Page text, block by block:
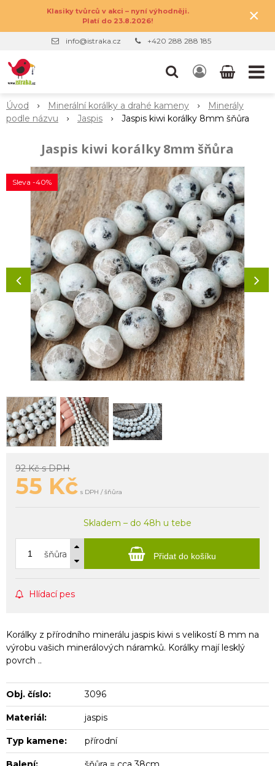
Klasiky tvůrců v akci – nyní výhodněji.
Platí do 23.8.2026!
×
info@istraka.cz +420 288 288 185
Úvod Minerální korálky a drahé kameny
Minerály
podle názvu
Jaspis Jaspis kiwi korálky 8mm šňůra
Jaspis kiwi korálky 8mm šňůra
Sleva -40%
92 Kčs DPH
55 Kč s DPH / šňůra
Skladem – do 48h u tebe
šňůra Přidat do košíku
Hlídací pes
Korálky z přírodního minerálu jaspis kiwi s velikostí 8 mm na
výrobu vašich minerálových náramků. Korálky mají lesklý
povrch ..
Obj. číslo: 3096
Materiál: jaspis
Typ kamene: přírodní